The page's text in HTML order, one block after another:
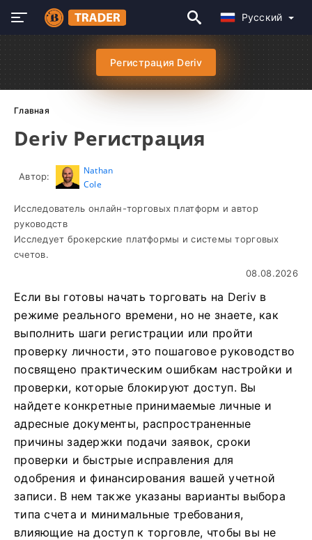
Русский
Регистрация Deriv
Главная
Deriv Регистрация
Автор:
Nathan
Cole
Исследователь онлайн-торговых платформ и автор
руководств
Исследует брокерские платформы и системы торговых
счетов.
08.08.2026
Если вы готовы начать торговать на Deriv в
режиме реального времени, но не знаете, как
выполнить шаги регистрации или пройти
проверку личности, это пошаговое руководство
посвящено практическим ошибкам настройки и
проверки, которые блокируют доступ. Вы
найдете конкретные принимаемые личные и
адресные документы, распространенные
причины задержки подачи заявок, сроки
проверки и быстрые исправления для
одобрения и финансирования вашей учетной
записи. В нем также указаны варианты выбора
типа счета и минимальные требования,
влияющие на доступ к торговле, чтобы вы не